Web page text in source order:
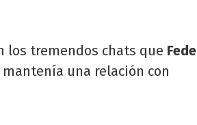
los tremendos chats que Fede
una relación con